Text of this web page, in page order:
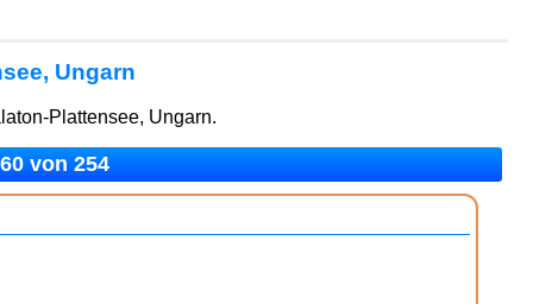
Ungarn
Plattensee, Ungarn.
von 254